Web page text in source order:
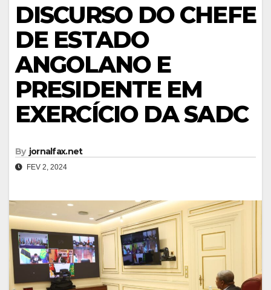
DISCURSO DO CHEFE
DE ESTADO
ANGOLANO E
PRESIDENTE EM
EXERCÍCIO DA SADC
By jornalfax.net
FEV 2, 2024